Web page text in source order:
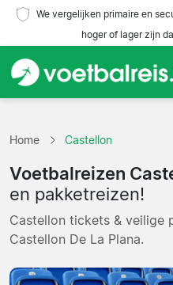
We vergelijken primaire en
hoger of lager zijn
Teams
Competities
Reisorganisaties
Home Castellon
Voetbalreizen
en pakketreizen!
Castellon tickets & veilige
Castellon De La Plana.